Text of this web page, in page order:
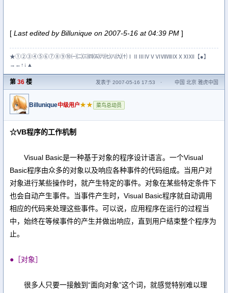
[ Last edited by Billunique on 2007-5-16 at 04:39 PM ]
★①②③④⑤⑥⑦⑧⑨⑩㈠㈡㈢㈣㈤㈥㈦㈧㈨㈩ⅠⅡⅢⅣⅤⅥⅦⅧⅨⅩⅪⅫ【●】
→←↑↓▲
第 36 楼 发表于 2007-05-16 17:53 · 中国 北京 雅虎中国
Billunique中级用户★★ 菜鸟总动员
☆VB程序的工作机制
Visual Basic是一种基于对象的程序设计语言。一个Visual
Basic程序由众多的对象以及响应各种事件的代码组成。当用户对
对象进行某些操作时，就产生特定的事件。对象在某些特定条件下
也会自动产生事件。当事件产生时，Visual Basic程序就自动调用
相应的代码来处理这些事件。可以说，应用程序在运行的过程当
中，始终在等候事件的产生并做出响应，直到用户结束整个程序为
止。
●［对象］
很多人只要一接触到“面向对象”这个词，就感觉特别难以理